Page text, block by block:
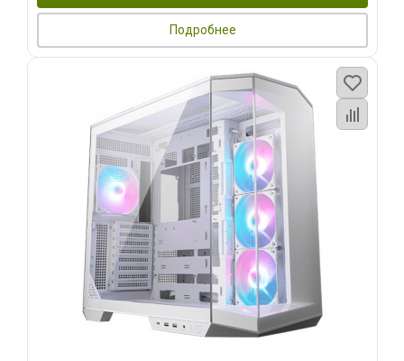
Подробнее